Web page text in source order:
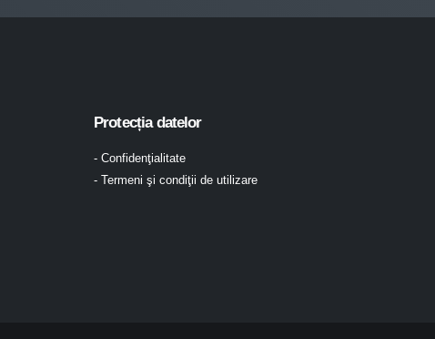
Protecția datelor
- Confidenţialitate
- Termeni şi condiţii de utilizare